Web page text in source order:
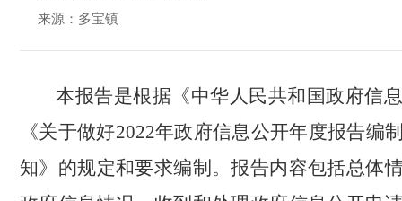
来源：多宝镇
本报告是根据《中华人民共和国政府信
《关于做好2022年政府信息公开年度报告编
知》的规定和要求编制。报告内容包括总体